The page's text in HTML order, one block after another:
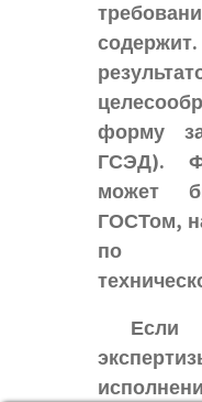
форму
ГСЭД).
может
ГОСТом,
по